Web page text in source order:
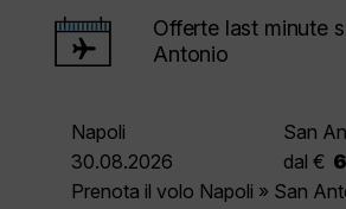
Offerte last minute
Antonio
Napoli
San
30.08.2026
dal €
Prenota il volo Napoli » San